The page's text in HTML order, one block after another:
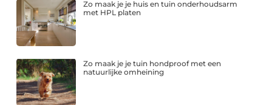
Zo maak je je huis en tuin onderhoudsarm
met HPL platen
Zo maak je je tuin hondproof met een
natuurlijke omheining